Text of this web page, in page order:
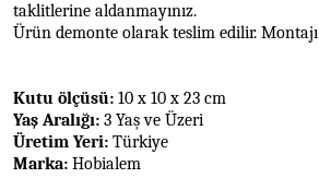
taklitlerine aldanmayınız.
Ürün demonte olarak teslim edilir. Montajı
Kutu ölçüsü: 10 x 10 x 23 cm
Yaş Aralığı: 3 Yaş ve Üzeri
Üretim Yeri: Türkiye
Marka: Hobialem